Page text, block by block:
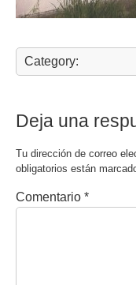
Category:
Deja una
Tu dirección de correo
obligatorios están
Comentario *